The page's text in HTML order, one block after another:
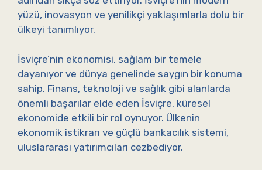
yüzü, inovasyon ve yenilikçi yaklaşımlarla dolu bir
ülkeyi tanımlıyor.
İsviçre’nin ekonomisi, sağlam bir temele
dayanıyor ve dünya genelinde saygın bir konuma
sahip. Finans, teknoloji ve sağlık gibi alanlarda
önemli başarılar elde eden İsviçre, küresel
ekonomide etkili bir rol oynuyor. Ülkenin
ekonomik istikrarı ve güçlü bankacılık sistemi,
uluslararası yatırımcıları cezbediyor.